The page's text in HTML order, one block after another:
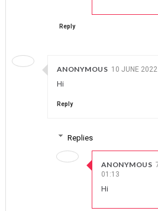
Reply
ANONYMOUS 10 JUNE
Hi
Reply
Replies
ANONYMOUS
01:13
Hi